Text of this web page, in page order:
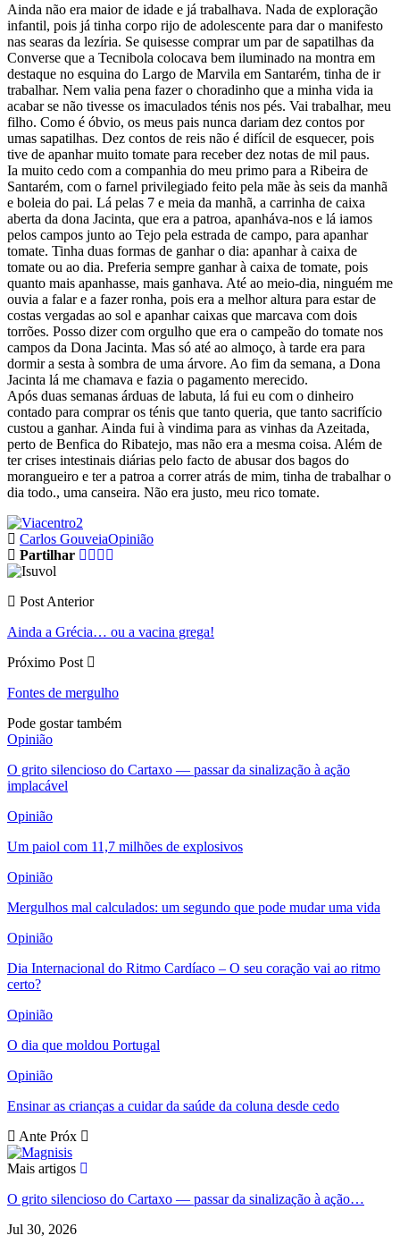
Ainda não era maior de idade e já trabalhava. Nada de exploração
infantil, pois já tinha corpo rijo de adolescente para dar o manifesto
nas searas da lezíria. Se quisesse comprar um par de sapatilhas da
Converse que a Tecnibola colocava bem iluminado na montra em
destaque no esquina do Largo de Marvila em Santarém, tinha de ir
trabalhar. Nem valia pena fazer o choradinho que a minha vida ia
acabar se não tivesse os imaculados ténis nos pés. Vai trabalhar, meu
filho. Como é óbvio, os meus pais nunca dariam dez contos por
umas sapatilhas. Dez contos de reis não é difícil de esquecer, pois
tive de apanhar muito tomate para receber dez notas de mil paus.
Ia muito cedo com a companhia do meu primo para a Ribeira de
Santarém, com o farnel privilegiado feito pela mãe às seis da manhã
e boleia do pai. Lá pelas 7 e meia da manhã, a carrinha de caixa
aberta da dona Jacinta, que era a patroa, apanháva-nos e lá iamos
pelos campos junto ao Tejo pela estrada de campo, para apanhar
tomate. Tinha duas formas de ganhar o dia: apanhar à caixa de
tomate ou ao dia. Preferia sempre ganhar à caixa de tomate, pois
quanto mais apanhasse, mais ganhava. Até ao meio-dia, ninguém me
ouvia a falar e a fazer ronha, pois era a melhor altura para estar de
costas vergadas ao sol e apanhar caixas que marcava com dois
torrões. Posso dizer com orgulho que era o campeão do tomate nos
campos da Dona Jacinta. Mas só até ao almoço, à tarde era para
dormir a sesta à sombra de uma árvore. Ao fim da semana, a Dona
Jacinta lá me chamava e fazia o pagamento merecido.
Após duas semanas árduas de labuta, lá fui eu com o dinheiro
contado para comprar os ténis que tanto queria, que tanto sacrifício
custou a ganhar. Ainda fui à vindima para as vinhas da Azeitada,
perto de Benfica do Ribatejo, mas não era a mesma coisa. Além de
ter crises intestinais diárias pelo facto de abusar dos bagos do
morangueiro e ter a patroa a correr atrás de mim, tinha de trabalhar o
dia todo., uma canseira. Não era justo, meu rico tomate.
Carlos GouveiaOpinião
Partilhar
Post Anterior
Ainda a Grécia… ou a vacina grega!
Próximo Post
Fontes de mergulho
Pode gostar também
Opinião
O grito silencioso do Cartaxo — passar da sinalização à ação
implacável
Opinião
Um paiol com 11,7 milhões de explosivos
Opinião
Mergulhos mal calculados: um segundo que pode mudar uma vida
Opinião
Dia Internacional do Ritmo Cardíaco – O seu coração vai ao ritmo
certo?
Opinião
O dia que moldou Portugal
Opinião
Ensinar as crianças a cuidar da saúde da coluna desde cedo
Ante Próx
Mais artigos
O grito silencioso do Cartaxo — passar da sinalização à ação…
Jul 30, 2026